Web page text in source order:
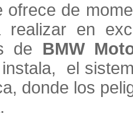
ofrece de
realizar en
de BMW
instala, el
donde los